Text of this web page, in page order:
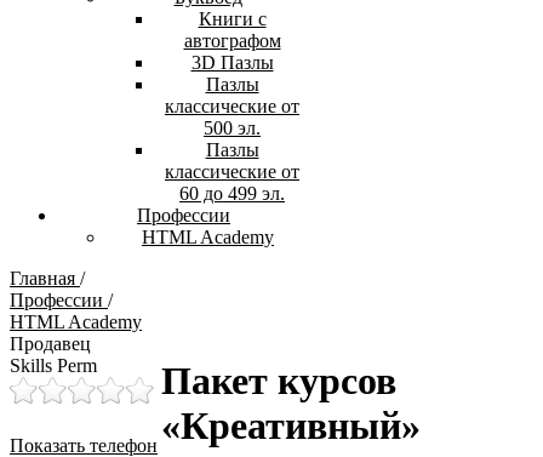
Книги с
автографом
3D Пазлы
Пазлы
классические от
500 эл.
Пазлы
классические от
60 до 499 эл.
Профессии
HTML Academy
Главная /
Профессии /
HTML Academy
Продавец
Skills Perm
Показать телефон
Пакет курсов
«Креативный»